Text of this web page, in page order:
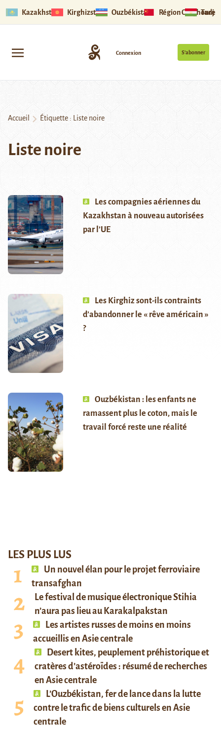
Kazakhstan Kirghizstan Ouzbékistan Région Ouïghoure
S’abonner
Connexion
Accueil Étiquette : Liste noire
Liste noire
Les compagnies aériennes du
Kazakhstan à nouveau autorisées
par l’UE
Les Kirghiz sont-ils contraints
d’abandonner le « rêve américain »
?
Ouzbékistan : les enfants ne
ramassent plus le coton, mais le
travail forcé reste une réalité
LES PLUS LUS
Un nouvel élan pour le projet ferroviaire
transafghan
Le festival de musique électronique Stihia
n’aura pas lieu au Karakalpakstan
Les artistes russes de moins en moins
accueillis en Asie centrale
Desert kites, peuplement préhistorique et
cratères d’astéroïdes : résumé de recherches
en Asie centrale
L’Ouzbékistan, fer de lance dans la lutte
contre le trafic de biens culturels en Asie
centrale